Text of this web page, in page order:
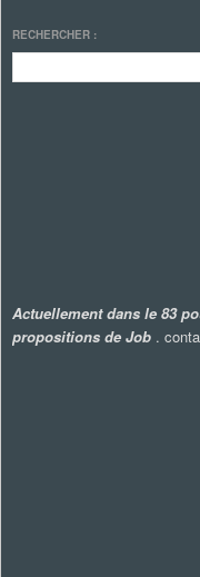
RECHERCHER :
Actuellement dans le 83
propositions de Job .